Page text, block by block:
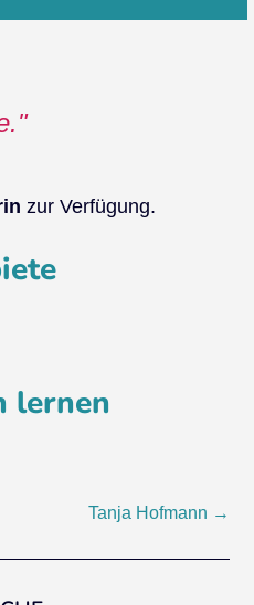
zur Verfügung.
lernen
Tanja Hofmann →